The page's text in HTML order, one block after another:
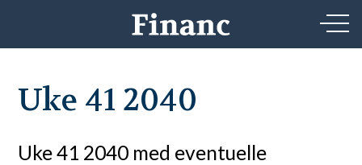
Uke 41 2040
Uke 41 2040 med eventuelle